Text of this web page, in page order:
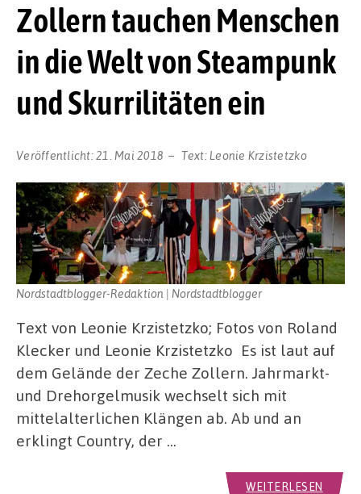
Zollern tauchen Menschen
in die Welt von Steampunk
und Skurrilitäten ein
Veröffentlicht:21. Mai 2018 Text:Leonie Krzistetzko
Nordstadtblogger-Redaktion | Nordstadtblogger
Text von Leonie Krzistetzko; Fotos von Roland
Klecker und Leonie Krzistetzko Es ist laut auf
dem Gelände der Zeche Zollern. Jahrmarkt-
und Drehorgelmusik wechselt sich mit
mittelalterlichen Klängen ab. Ab und an
erklingt Country, der …
WEITERLESEN